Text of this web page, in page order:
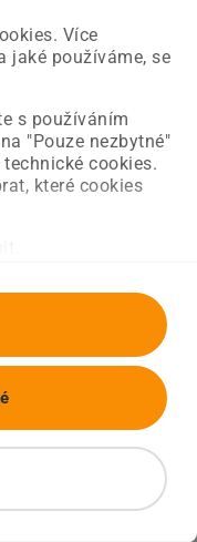
Více
jaké používáme, se
s používáním
"Pouze nezbytné"
cookies.
které cookies
ji opravujeme.
stránku.
strana